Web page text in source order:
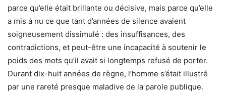
parce qu’elle était brillante ou décisive, mais parce qu’elle
a mis à nu ce que tant d’années de silence avaient
soigneusement dissimulé : des insuffisances, des
contradictions, et peut-être une incapacité à soutenir le
poids des mots qu’il avait si longtemps refusé de porter.
Durant dix-huit années de règne, l’homme s’était illustré
par une rareté presque maladive de la parole publique.